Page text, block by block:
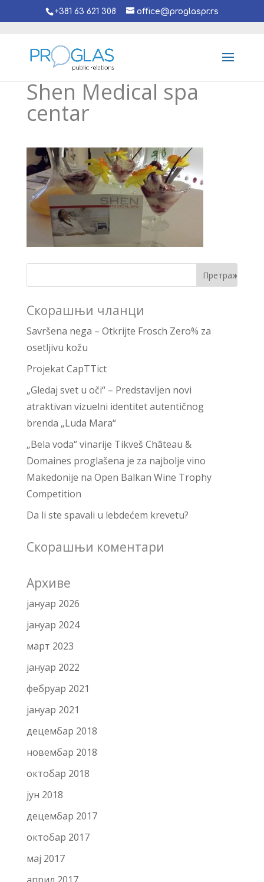
+381 63 621 308 office@proglaspr.rs
Shen Medical spa
centar
Скорашњи чланци
Savršena nega – Otkrijte Frosch Zero% za
osetljivu kožu
Projekat CapTTict
„Gledaj svet u oči“ – Predstavljen novi
atraktivan vizuelni identitet autentičnog
brenda „Luda Mara“
„Bela voda“ vinarije Tikveš Château &
Domaines proglašena je za najbolje vino
Makedonije na Open Balkan Wine Trophy
Competition
Da li ste spavali u lebdećem krevetu?
Скорашњи коментари
Архиве
јануар 2026
јануар 2024
март 2023
јануар 2022
фебруар 2021
јануар 2021
децембар 2018
новембар 2018
октобар 2018
јун 2018
децембар 2017
октобар 2017
мај 2017